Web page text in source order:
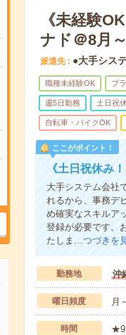
《未経験
ナド＠8月～
派遣先 ●大手シス
職種未経験OK ブ
週5日勤務 土日祝休
自転車・バイクOK
ここがポイント！
《土日祝休み
大手システム会社
れるから、事務デ
め確実なスキルア
登録が必要です。
たしま…つづきを
勤務地 沖
曜日頻度 月
時間